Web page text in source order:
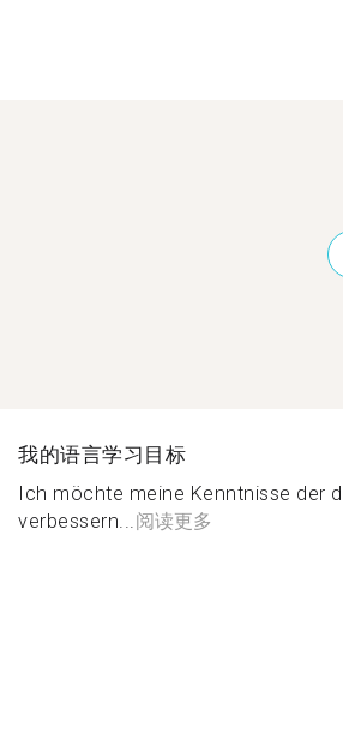
我的语言学习目标
Ich möchte meine Kenntnisse der
verbessern... 阅读更多